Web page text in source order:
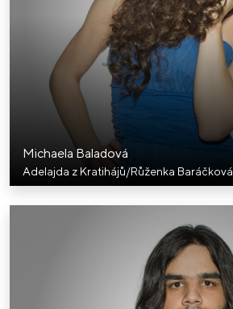
Michaela Baladová
Adelajda z Kratihájů/Růženka Baráčková